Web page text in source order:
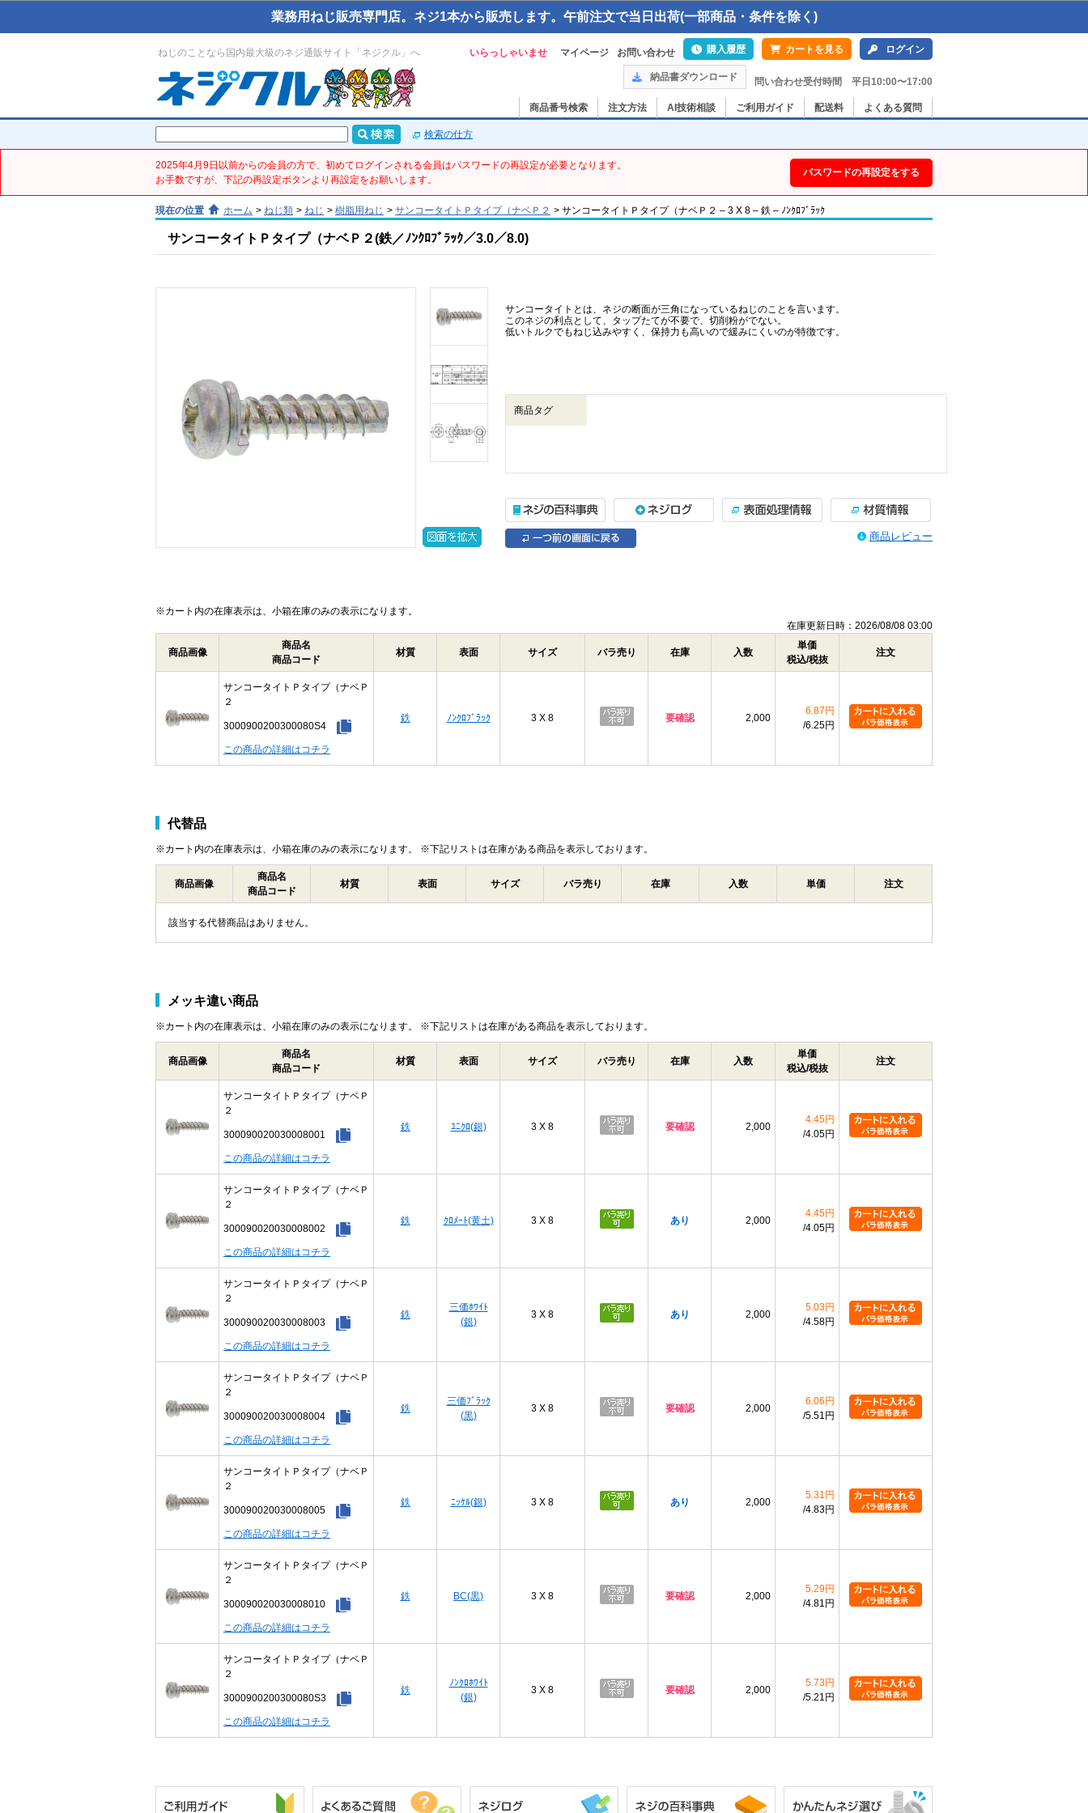
業務用ねじ販売専門店。ネジ1本から販売します。午前注文で当日出荷(一部商品・条件を除く)
ねじのことなら国内最大級のネジ通販サイト「ネジクル」へ いらっしゃいませ マイページ お問い合わせ 購入履歴 カートを見る ログイン
納品書ダウンロード 問い合わせ受付時間 平日10:00〜17:00
商品番号検索 注文方法 AI技術相談 ご利用ガイド 配送料 よくある質問
検索の仕方
2025年4月9日以前からの会員の方で、初めてログインされる会員はパスワードの再設定が必要となります。
お手数ですが、下記の再設定ボタンより再設定をお願いします。
パスワードの再設定をする
現在の位置 ホーム > ねじ類 > ねじ > 樹脂用ねじ > サンコータイトＰタイプ（ナベＰ２ > サンコータイトＰタイプ（ナベＰ２ – 3 X 8 – 鉄 – ﾉﾝｸﾛﾌﾞﾗｯｸ
サンコータイトＰタイプ（ナベＰ２(鉄／ﾉﾝｸﾛﾌﾞﾗｯｸ／3.0／8.0)
サンコータイトとは、ネジの断面が三角になっているねじのことを言います。
このネジの利点として、タップたてが不要で、切削粉がでない。
低いトルクでもねじ込みやすく、保持力も高いので緩みにくいのが特徴です。
商品タグ
商品レビュー
※カート内の在庫表示は、小箱在庫のみの表示になります。
在庫更新日時：2026/08/08 03:00
商品画像
商品名
商品コード
材質 表面 サイズ バラ売り 在庫 入数
単価
税込/税抜
注文
サンコータイトＰタイプ（ナベＰ
２
3000900200300080S4
この商品の詳細はコチラ
鉄 ﾉﾝｸﾛﾌﾞﾗｯｸ 3 X 8 要確認 2,000
6.87円
6.25円
代替品
※カート内の在庫表示は、小箱在庫のみの表示になります。 ※下記リストは在庫がある商品を表示しております。
商品画像
商品名
商品コード
材質 表面 サイズ バラ売り 在庫 入数 単価 注文
該当する代替商品はありません。
メッキ違い商品
※カート内の在庫表示は、小箱在庫のみの表示になります。 ※下記リストは在庫がある商品を表示しております。
商品画像
商品名
商品コード
材質 表面 サイズ バラ売り 在庫 入数
単価
税込/税抜
注文
サンコータイトＰタイプ（ナベＰ
２
300090020030008001
この商品の詳細はコチラ
鉄 ﾕﾆｸﾛ(銀) 3 X 8 要確認 2,000
4.45円
4.05円
サンコータイトＰタイプ（ナベＰ
２
300090020030008002
この商品の詳細はコチラ
鉄 ｸﾛﾒｰﾄ(黄土) 3 X 8 あり 2,000
4.45円
4.05円
サンコータイトＰタイプ（ナベＰ
２
300090020030008003
この商品の詳細はコチラ
鉄
三価ﾎﾜｲﾄ
(銀)
3 X 8 あり 2,000
5.03円
4.58円
サンコータイトＰタイプ（ナベＰ
２
300090020030008004
この商品の詳細はコチラ
鉄
三価ﾌﾞﾗｯｸ
(黒)
3 X 8 要確認 2,000
6.06円
5.51円
サンコータイトＰタイプ（ナベＰ
２
300090020030008005
この商品の詳細はコチラ
鉄 ﾆｯｹﾙ(銀) 3 X 8 あり 2,000
5.31円
4.83円
サンコータイトＰタイプ（ナベＰ
２
300090020030008010
この商品の詳細はコチラ
鉄 BC(黒) 3 X 8 要確認 2,000
5.29円
4.81円
サンコータイトＰタイプ（ナベＰ
２
3000900200300080S3
この商品の詳細はコチラ
鉄
ﾉﾝｸﾛﾎﾜｲﾄ
(銀)
3 X 8 要確認 2,000
5.73円
5.21円